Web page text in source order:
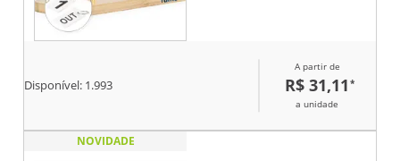
Disponível: 1.993
A partir de
R$ 31,11 *
a unidade
NOVIDADE